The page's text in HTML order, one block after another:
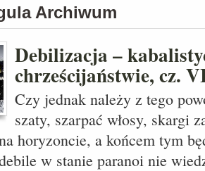
Archiwum
Debilizacja –
chrześcijaństwie, cz.
Czy jednak należy z tego
szaty, szarpać włosy, skargi
horyzoncie, a końcem tym
w stanie paranoi nie